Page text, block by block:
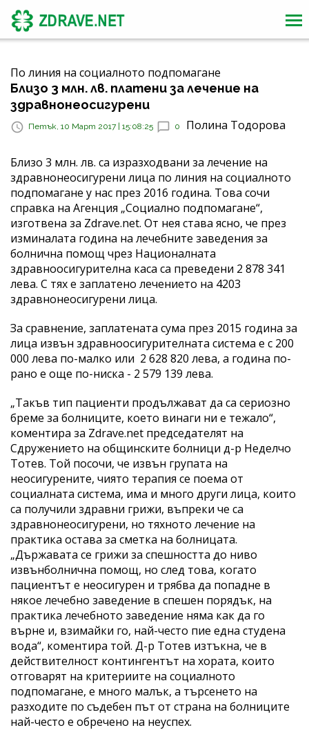
По линия на социалното подпомагане
Близо 3 млн. лв. платени за лечение на
здравнонеосигурени
Петък, 10 Март 2017 | 15:08:25 0 Полина Тодорова
Близо 3 млн. лв. са изразходвани за лечение на
здравнонеосигурени лица по линия на социалното
подпомагане у нас през 2016 година. Това сочи
справка на Агенция „Социално подпомагане“,
изготвена за Zdrave.net. От нея става ясно, че през
изминалата година на лечебните заведения за
болнична помощ чрез Националната
здравноосигурителна каса са преведени 2 878 341
лева. С тях е заплатено лечението на 4203
здравнонеосигурени лица.
За сравнение, заплатената сума през 2015 година за
лица извън здравноосигурителната система е с 200
000 лева по-малко или 2 628 820 лева, а година по-
рано е още по-ниска - 2 579 139 лева.
„Такъв тип пациенти продължават да са сериозно
бреме за болниците, което винаги ни е тежало“,
коментира за Zdrave.net председателят на
Сдружението на общинските болници д-р Неделчо
Тотев. Той посочи, че извън групата на
неосигурените, чиято терапия се поема от
социалната система, има и много други лица, които
са получили здравни грижи, въпреки че са
здравнонеосигурени, но тяхното лечение на
практика остава за сметка на болницата.
„Държавата се грижи за спешността до ниво
извънболнична помощ, но след това, когато
пациентът е неосигурен и трябва да попадне в
някое лечебно заведение в спешен порядък, на
практика лечебното заведение няма как да го
върне и, взимайки го, най-често пие една студена
вода“, коментира той. Д-р Тотев изтъкна, че в
действителност контингентът на хората, които
отговарят на критериите на социалното
подпомагане, е много малък, а търсенето на
разходите по съдебен път от страна на болниците
най-често е обречено на неуспех.